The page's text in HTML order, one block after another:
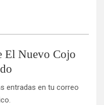
El Nuevo Cojo
entradas en tu correo